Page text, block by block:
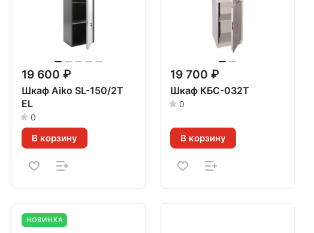
19 600 ₽
Шкаф Aiko SL-150/2T
EL
0
В корзину
19 700 ₽
Шкаф КБС-032Т
0
В корзину
НОВИНКА